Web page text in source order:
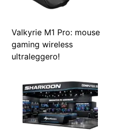
Valkyrie M1 Pro: mouse
gaming wireless
ultraleggero!